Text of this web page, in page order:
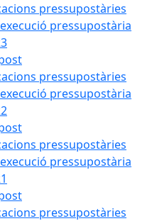
pressupostàries
pressupostària
pressupostàries
pressupostària
pressupostàries
pressupostària
pressupostàries